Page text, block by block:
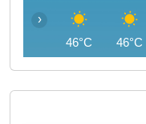
46°C
46°C
‹